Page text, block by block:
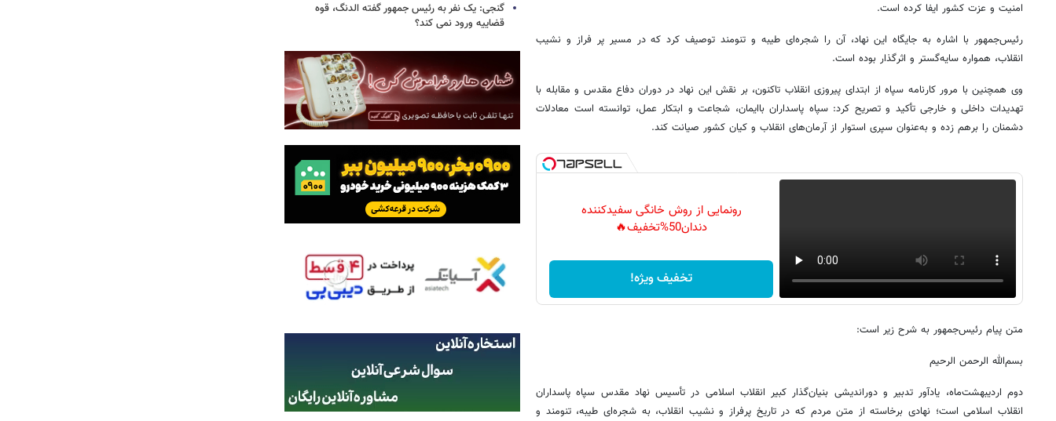
امنیت و عزت کشور ایفا کرده است.
رئیس‌جمهور با اشاره به جایگاه این نهاد، آن را شجره‌ای طیبه و تنومند توصیف کرد که در مسیر پر فراز و نشیب
انقلاب، همواره سایه‌گستر و اثرگذار بوده است.
وی همچنین با مرور کارنامه سپاه از ابتدای پیروزی انقلاب تاکنون، بر نقش این نهاد در دوران دفاع مقدس و مقابله با
تهدیدات داخلی و خارجی تأکید و تصریح کرد: سپاه پاسداران باایمان، شجاعت و ابتکار عمل، توانسته است معادلات
دشمنان را برهم زده و به‌عنوان سپری استوار از آرمان‌های انقلاب و کیان کشور صیانت کند.
رونمایی از روش خانگی سفیدکننده
دندان50%تخفیف🔥
تخفیف ویژه!
متن پیام رئیس‌جمهور به شرح زیر است:
بسم‌الله الرحمن الرحیم
دوم اردیبهشت‌ماه، یادآور تدبیر و دوراندیشی بنیان‌گذار کبیر انقلاب اسلامی در تأسیس نهاد مقدس سپاه پاسداران
انقلاب اسلامی است؛ نهادی برخاسته از متن مردم که در تاریخ پرفراز و نشیب انقلاب، به شجره‌ای طیبه، تنومند و
گنجی: یک نفر به رئیس جمهور گفته الدنگ، قوه
قضاییه ورود نمی کند؟